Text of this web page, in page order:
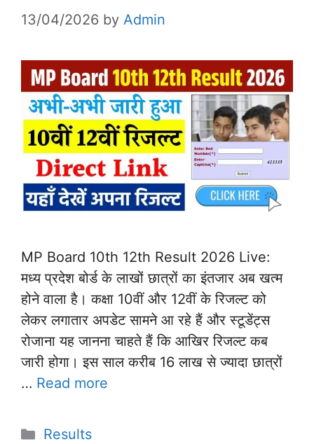
13/04/2026 by Admin
MP Board 10th 12th Result 2026 Live:
मध्य प्रदेश बोर्ड के लाखों छात्रों का इंतजार अब खत्म
होने वाला है। कक्षा 10वीं और 12वीं के रिजल्ट को
लेकर लगातार अपडेट सामने आ रहे हैं और स्टूडेंट्स
रोजाना यह जानना चाहते हैं कि आखिर रिजल्ट कब
जारी होगा। इस साल करीब 16 लाख से ज्यादा छात्रों
… Read more
Categories
Results